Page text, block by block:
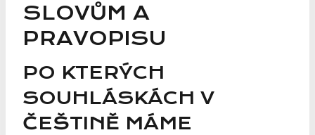
SLOVŮM A
PRAVOPISU
PO KTERÝCH
SOUHLÁSKÁCH V
ČEŠTINĚ MÁME